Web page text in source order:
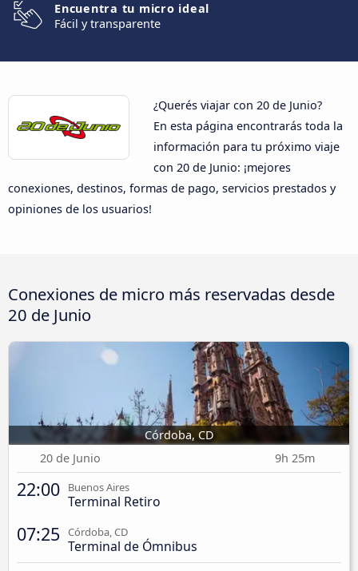
Encuentra tu micro ideal
Fácil y transparente
¿Querés viajar con 20 de Junio?
En esta página encontrarás toda la
información para tu próximo viaje
con 20 de Junio: ¡mejores
conexiones, destinos, formas de pago, servicios prestados y
opiniones de los usuarios!
Conexiones de micro más reservadas desde
20 de Junio
Córdoba, CD
20 de Junio
9h 25m
22:00 Buenos Aires
Terminal Retiro
07:25 Córdoba, CD
Terminal de Ómnibus